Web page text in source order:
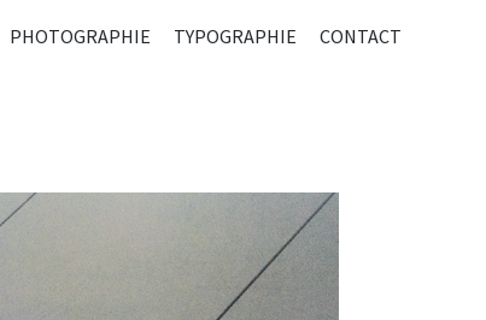
PHOTOGRAPHIE TYPOGRAPHIE CONTACT